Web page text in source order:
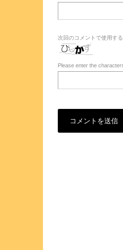
次回のコメントで使用す
Please enter the